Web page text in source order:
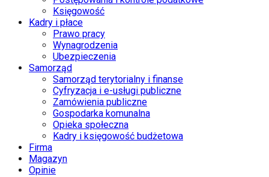
Księgowość
Kadry i płace
Prawo pracy
Wynagrodzenia
Ubezpieczenia
Samorząd
Samorząd terytorialny i finanse
Cyfryzacja i e-usługi publiczne
Zamówienia publiczne
Gospodarka komunalna
Opieka społeczna
Kadry i księgowość budżetowa
Firma
Magazyn
Opinie